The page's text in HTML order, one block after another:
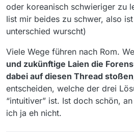
oder koreanisch schwieriger zu
Iist mir beides zu schwer, also
unterschied wurscht)
Viele Wege führen nach Rom.
und zukünftige Laien die
dabei auf diesen Thread stoßen
entscheiden, welche der drei
“intuitiver” ist. Ist doch schön,
ich ja eh nicht.